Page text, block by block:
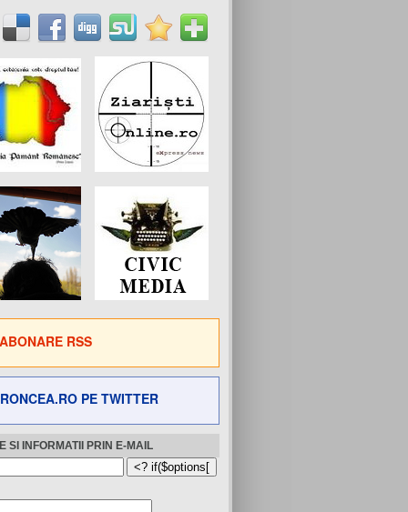
ABONARE RSS
RONCEA.RO PE TWITTER
SI INFORMATII PRIN E-MAIL